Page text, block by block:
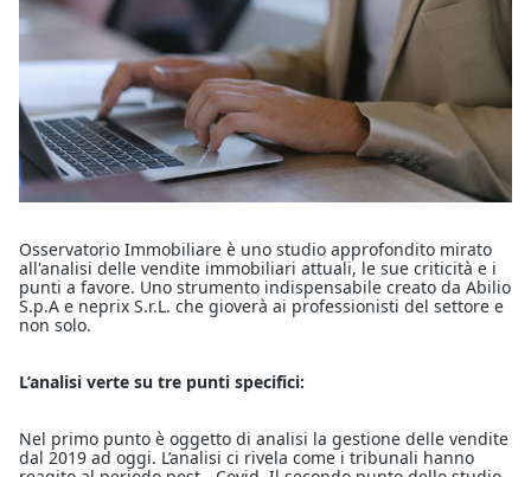
Osservatorio Immobiliare è uno studio approfondito mirato
all'analisi delle vendite immobiliari attuali, le sue criticità e i
punti a favore. Uno strumento indispensabile creato da Abilio
S.p.A e neprix S.r.L. che gioverà ai professionisti del settore e
non solo.
L’analisi verte su tre punti specifici:
Nel primo punto è oggetto di analisi la gestione delle vendite
dal 2019 ad oggi. L’analisi ci rivela come i tribunali hanno